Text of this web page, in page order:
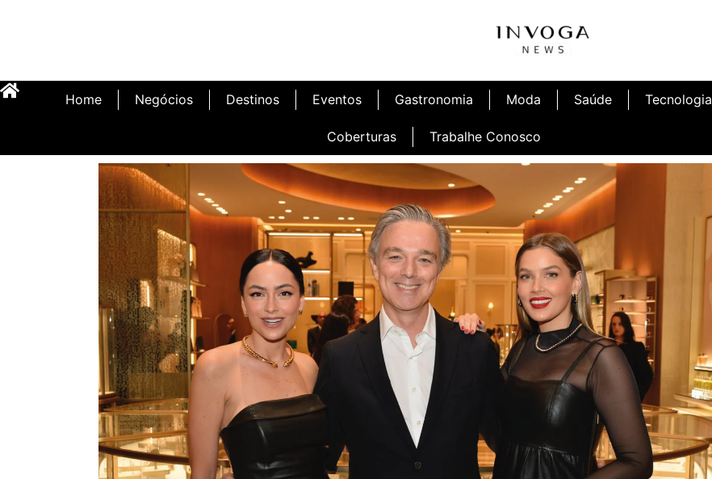
Home Negócios Destinos Eventos Gastronomia Moda Saúde Tecnologia
Coberturas Trabalhe Conosco
Inauguração Illa Café Inauguração Ninetto Fortaleza